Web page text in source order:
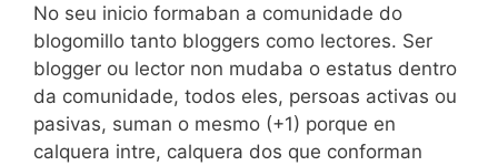
No seu inicio formaban a comunidade do
blogomillo tanto bloggers como lectores. Ser
blogger ou lector non mudaba o estatus dentro
da comunidade, todos eles, persoas activas ou
pasivas, suman o mesmo (+1) porque en
calquera intre, calquera dos que conforman